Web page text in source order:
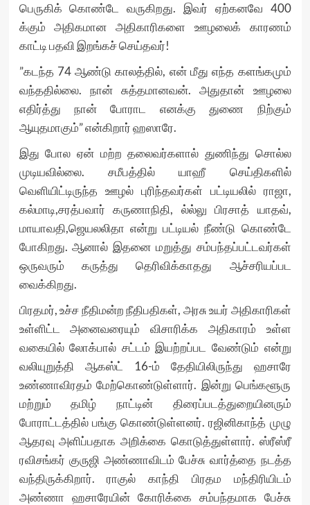
பெருகிக் கொண்டே வருகிறது. இவர் ஏற்கனவே 400
க்கும் அதிகமான அதிகாரிகளை ஊழலைக் காரணம்
காட்டி பதவி இறங்கச் செய்தவர்!
”கடந்த 74 ஆண்டு காலத்தில், என் மீது எந்த களங்கமும்
வந்ததில்லை. நான் சுத்தமானவன். அதுதான் ஊழலை
எதிர்த்து நான் போராட எனக்கு துணை நிற்கும்
ஆயுதமாகும்” என்கிறார் ஹஸாரே.
இது போல ஏன் மற்ற தலைவர்களால் துணிந்து சொல்ல
முடியவில்லை. சமீபத்தில் யாஹீ செய்திகளில்
வெளியிட்டிருந்த ஊழல் புரிந்தவர்கள் பட்டியலில் ராஜா,
கல்மாடி,சரத்பவார் கருணாநிதி, ல்ல்லு பிரசாத் யாதவ்,
மாயாவதி,ஜெயலலிதா என்று பட்டியல் நீண்டு கொண்டே
போகிறது. ஆனால் இதனை மறுத்து சம்பந்தப்பட்டவர்கள்
ஒருவரும் கருத்து தெரிவிக்காதது ஆச்சரியப்பட
வைக்கிறது.
பிரதமர், உச்ச நீதிமன்ற நீதிபதிகள், அரசு உயர் அதிகாரிகள்
உள்ளிட்ட அனைவரையும் விசாரிக்க அதிகாரம் உள்ள
வகையில் லோக்பால் சட்டம் இயற்றப்பட வேண்டும் என்று
வலியுறுத்தி ஆகஸ்ட் 16-ம் தேதியிலிருந்து ஹசாரே
உண்ணாவிரதம் மேற்கொண்டுள்ளார். இன்று பெங்களூரு
மற்றும் தமிழ் நாட்டின் திரைப்படத்துறையினரும்
போராட்டத்தில் பங்கு கொண்டுள்ளனர். ரஜினிகாந்த் முழு
ஆதரவு அளிப்பதாக அறிக்கை கொடுத்துள்ளார். ஸ்ரீஸ்ரீ
ரவிசங்கர் குருஜி அண்ணாவிடம் பேச்சு வார்த்தை நடத்த
வந்திருக்கிறார். ராகுல் காந்தி பிரதம மந்திரியிடம்
அண்ணா ஹசாரேயின் கோரிக்கை சம்பந்தமாக பேச்சு